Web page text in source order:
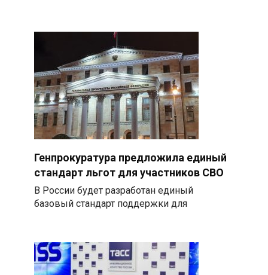
Генпрокуратура предложила единый
стандарт льгот для участников СВО
В России будет разработан единый
базовый стандарт поддержки для